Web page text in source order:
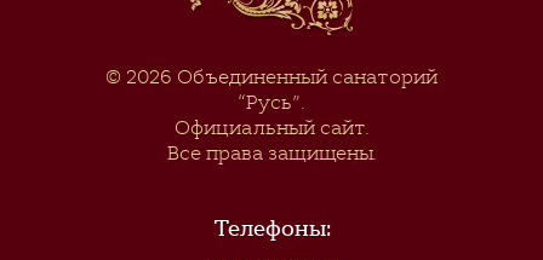
© 2026 Объединенный санаторий
“Русь”.
Официальный сайт.
Все права защищены.
Телефоны: